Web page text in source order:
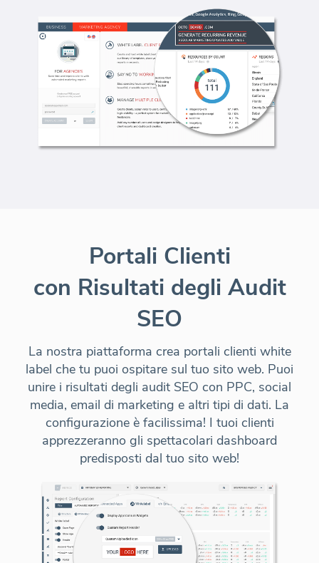
Portali Clienti
con Risultati degli Audit
SEO
La nostra piattaforma crea portali clienti white
label che tu puoi ospitare sul tuo sito web. Puoi
unire i risultati degli audit SEO con PPC, social
media, email di marketing e altri tipi di dati. La
configurazione è facilissima! I tuoi clienti
apprezzeranno gli spettacolari dashboard
predisposti dal tuo sito web!